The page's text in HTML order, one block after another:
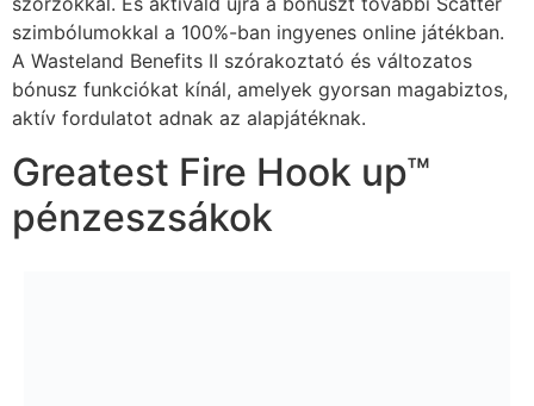
szimbólumokkal a 100%-ban ingyenes online játékban.
A Wasteland Benefits II szórakoztató és változatos
bónusz funkciókat kínál, amelyek gyorsan magabiztos,
aktív fordulatot adnak az alapjátéknak.
Greatest Fire Hook up™
pénzeszsákok